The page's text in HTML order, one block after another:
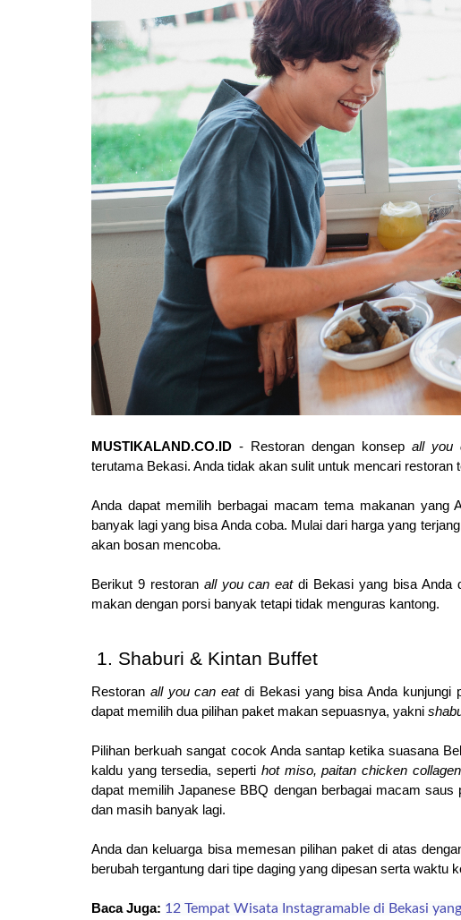
MUSTIKALAND.CO.ID - Restoran dengan konsep all you
terutama Bekasi. Anda tidak akan sulit untuk mencari restoran
Anda dapat memilih berbagai macam tema makanan yang
banyak lagi yang bisa Anda coba. Mulai dari harga yang
akan bosan mencoba.
Berikut 9 restoran all you can eat di Bekasi yang bisa Anda
makan dengan porsi banyak tetapi tidak menguras kantong.
Shaburi & Kintan Buffet
Restoran all you can eat di Bekasi yang bisa Anda kunjungi
dapat memilih dua pilihan paket makan sepuasnya, yakni
Pilihan berkuah sangat cocok Anda santap ketika suasana
kaldu yang tersedia, seperti hot miso, paitan chicken
dapat memilih Japanese BBQ dengan berbagai macam saus
dan masih banyak lagi.
Anda dan keluarga bisa memesan pilihan paket di atas
berubah tergantung dari tipe daging yang dipesan serta waktu
Baca Juga: 12 Tempat Wisata Instagramable di Bekasi